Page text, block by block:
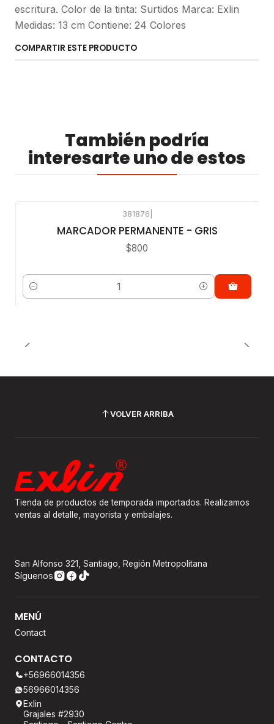
escritura. Color de la tinta: Surtidos Marca: Exlin
Medidas: 13 cm Contiene: 24 Colores
COMPARTIR ESTE PRODUCTO
También podría
interesarte uno de estos
381876
MARCADOR PERMANENTE - GRIS
$800
Cantidad
VOLVER ARRIBA
Tienda de productos de temporada importados. Realizamos
ventas al detalle, mayorista y embalajes.
San Alfonso 321, Santiago, Región Metropolitana
Síguenos
MENÚ
Contact
CONTACTO
+56966014356
56966014356
Exlin
Grajales #2930